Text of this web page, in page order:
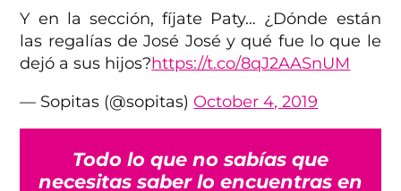
Y en la sección, fíjate Paty… ¿Dónde están
las regalías de José José y qué fue lo que le
dejó a sus hijos?https://t.co/8qJ2AASnUM
— Sopitas (@sopitas) October 4, 2019
Todo lo que no sabías que
necesitas saber lo encuentras en